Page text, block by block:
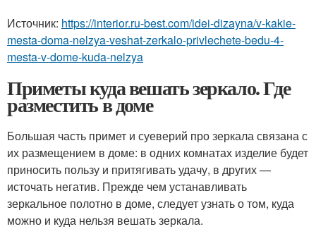
Источник: https://interior.ru-best.com/idei-dizayna/v-kakie-
mesta-doma-nelzya-veshat-zerkalo-privlechete-bedu-4-
mesta-v-dome-kuda-nelzya
Приметы куда вешать зеркало. Где
разместить в доме
Большая часть примет и суеверий про зеркала связана с
их размещением в доме: в одних комнатах изделие будет
приносить пользу и притягивать удачу, в других —
источать негатив. Прежде чем устанавливать
зеркальное полотно в доме, следует узнать о том, куда
можно и куда нельзя вешать зеркала.